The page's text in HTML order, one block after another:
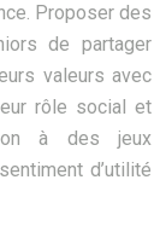
Proposer des
de partager
valeurs avec
rôle social et
à des jeux
d’utilité